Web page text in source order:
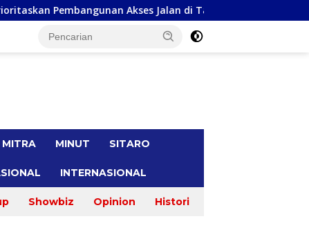
Akses Jalan di Tandengan I Priscilla Cindy
MITRA MINUT SITARO
INTERNASIONAL
Showbiz Opinion Histori